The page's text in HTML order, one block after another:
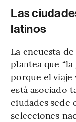
Las
latinos
La encuesta
plantea que
porque el viaje
está asociado
ciudades sede
selecciones